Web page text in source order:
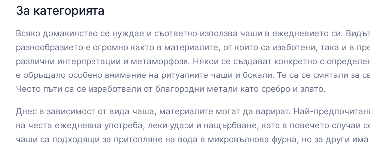
За категорията
Всяко домакинство се нуждае и съответно използва чаши в ежедневието си.
разнообразието е огромно както в материалите, от които са изаботени, така и в
различни интерпретации и метаморфози. Някои се създават конкретно с
е обръщало особено внимание на ритуалните чаши и бокали. Те са се смятали за
Често пъти са се изработвали от благородни метали като сребро и злато.
Днес в зависимост от вида чаша, материалите могат да варират. Най-
на честа ежедневна употреба, леки удари и нащърбване, като в повечето
чаши са подходящи за притопляне на вода в микровълнова фурна, но за други